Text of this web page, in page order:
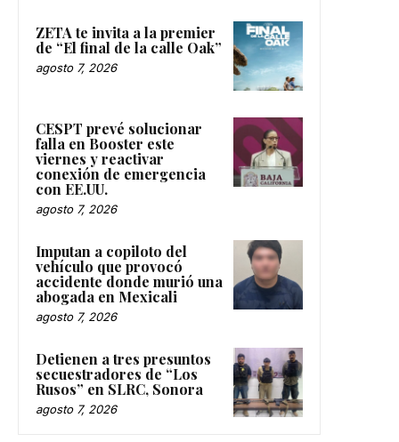
ZETA te invita a la premier
de “El final de la calle Oak”
agosto 7, 2026
CESPT prevé solucionar
falla en Booster este
viernes y reactivar
conexión de emergencia
con EE.UU.
agosto 7, 2026
Imputan a copiloto del
vehículo que provocó
accidente donde murió una
abogada en Mexicali
agosto 7, 2026
Detienen a tres presuntos
secuestradores de “Los
Rusos” en SLRC, Sonora
agosto 7, 2026